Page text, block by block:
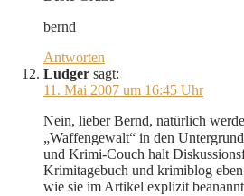
bernd
Antworten
Ludger sagt:
11. Mai 2007 um 16:45 Uhr
Nein, lieber Bernd, natürlich
„Waffengewalt“ in den
und Krimi-Couch halt
Krimitagebuch und krimiblog
wie sie im Artikel explizit